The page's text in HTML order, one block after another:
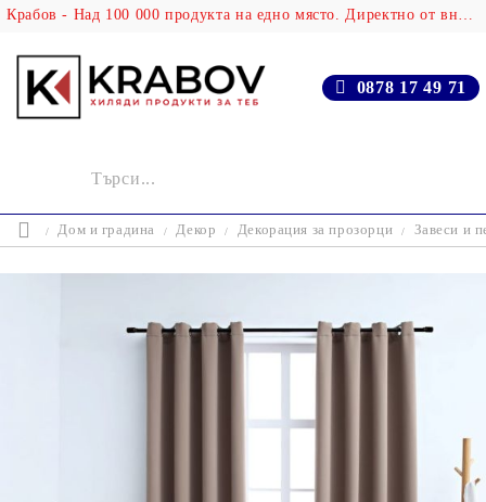
Крабов - Над 100 000 продукта на едно място. Директно от вносителя!
0878 17 49 71
Дом и градина Декор Декорация за прозорци Завеси и